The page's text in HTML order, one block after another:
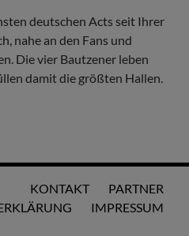
deutschen Acts seit Ihrer
nahe an den Fans und
Die vier Bautzener leben
damit die größten Hallen.
KONTAKT
PARTNER
IMPRESSUM